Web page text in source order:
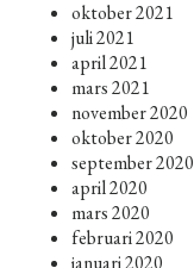
oktober 2021
juli 2021
april 2021
mars 2021
november 2020
oktober 2020
september 2020
april 2020
mars 2020
februari 2020
januari 2020